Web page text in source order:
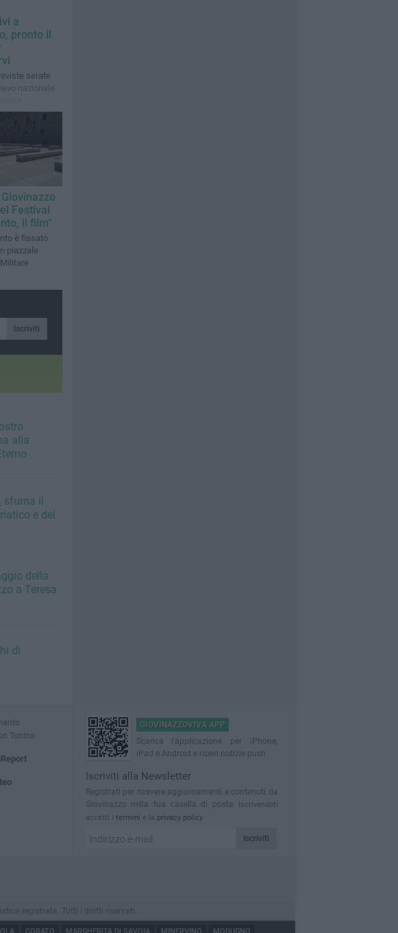
a
pronto il
serate
nazionale
Festival
il film"
è fissato
piazzale
Iscriviti
alla
sfuma il
e del
della
a Teresa
di
Tonino
GIOVINAZZOVIVA APP
Scarica l'applicazione per iPhone,
iPad e Android e ricevi notizie push
Iscriviti alla Newsletter
Registrati per ricevere aggiornamenti e contenuti da
Giovinazzo nella tua casella di posta
Iscrivendoti
accetti i termini e la privacy policy
Iscriviti
registrata. Tutti i diritti riservati.